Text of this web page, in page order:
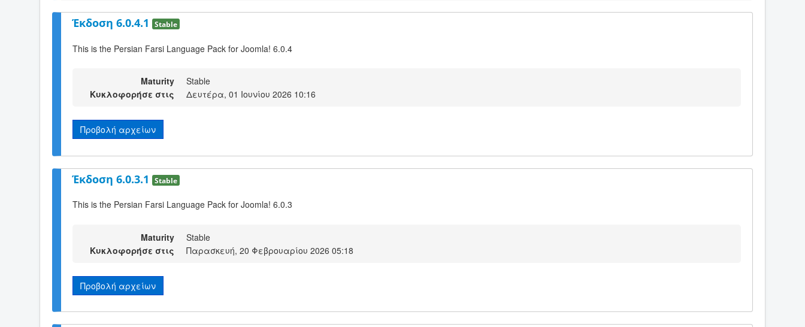
Έκδοση 6.0.4.1 Stable
This is the Persian Farsi Language Pack for Joomla! 6.0.4
Maturity
Stable
Κυκλοφορήσε στις
Δευτέρα, 01 Ιουνίου 2026 10:16
Προβολή αρχείων
Έκδοση 6.0.3.1 Stable
This is the Persian Farsi Language Pack for Joomla! 6.0.3
Maturity
Stable
Κυκλοφορήσε στις
Παρασκευή, 20 Φεβρουαρίου 2026 05:18
Προβολή αρχείων